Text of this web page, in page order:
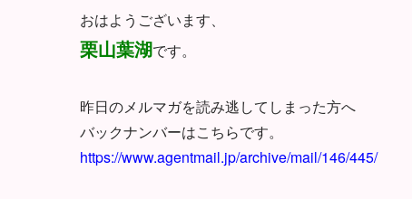
おはようございます、
栗山葉湖です。
昨日のメルマガを読み逃してしまった方へ
バックナンバーはこちらです。
https://www.agentmail.jp/archive/mail/146/445/